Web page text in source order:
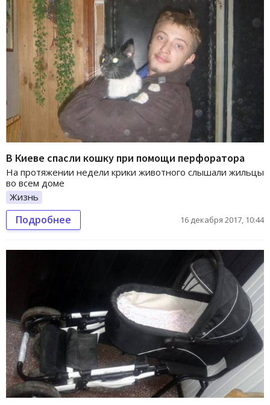
В Киеве спасли кошку при помощи перфоратора
На протяжении недели крики животного слышали жильцы
во всем доме
Жизнь
Подробнее 16 декабря 2017, 10:44